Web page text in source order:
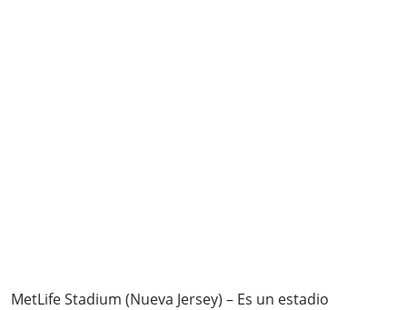
MetLife Stadium (Nueva Jersey) – Es un estadio